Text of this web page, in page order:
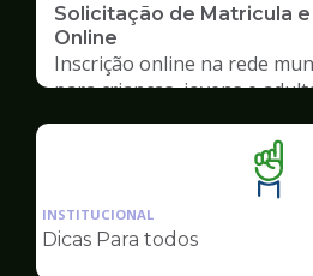
Solicitação de Matricula
Online
Inscrição online na rede
para crianças, jovens e
da
INSTITUCIONAL
Dicas Para todos